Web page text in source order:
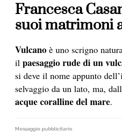
Francesca
suoi matrimoni
Vulcano è uno scrigno
il paesaggio rude di un
si deve il nome appunto
selvaggio da un lato, ma,
acque coralline del mare.
Messaggio pubblicitario